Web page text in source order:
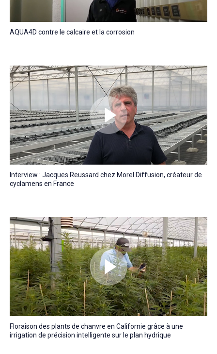
AQUA4D contre le calcaire et la corrosion
Interview : Jacques Reussard chez Morel Diffusion, créateur de
cyclamens en France
Floraison des plants de chanvre en Californie grâce à une
irrigation de précision intelligente sur le plan hydrique